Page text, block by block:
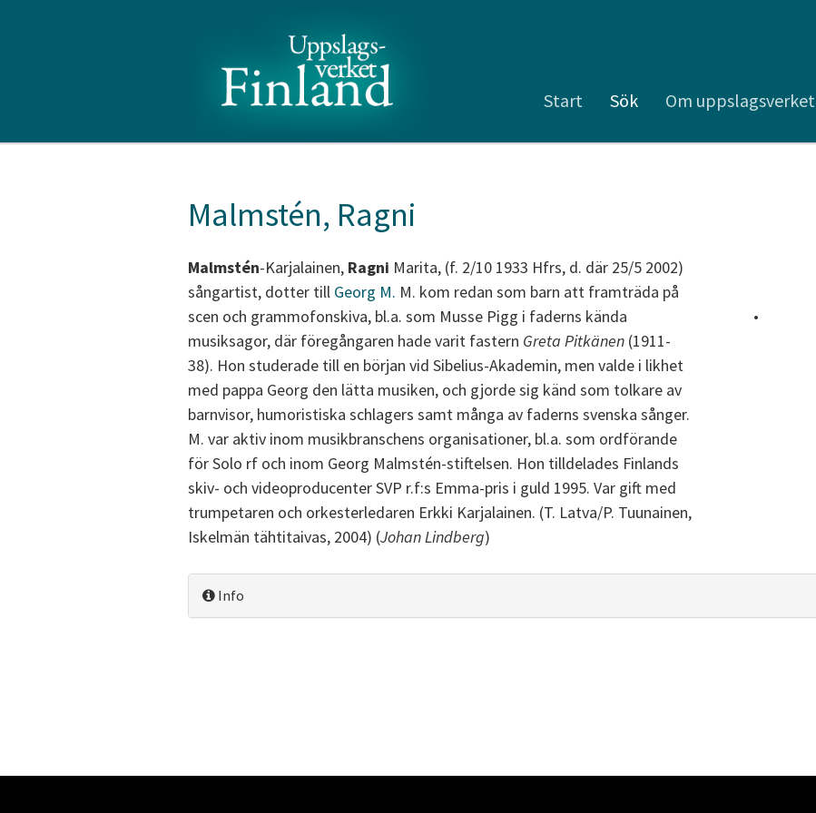
Start Sök Om uppslagsverket
Malmstén, Ragni
Malmstén-Karjalainen, Ragni Marita, (f. 2/10 1933 Hfrs, d. där 25/5 2002)
sångartist, dotter till Georg M. M. kom redan som barn att framträda på
scen och grammofonskiva, bl.a. som Musse Pigg i faderns kända
musiksagor, där föregångaren hade varit fastern Greta Pitkänen (1911-
38). Hon studerade till en början vid Sibelius-Akademin, men valde i likhet
med pappa Georg den lätta musiken, och gjorde sig känd som tolkare av
barnvisor, humoristiska schlagers samt många av faderns svenska sånger.
M. var aktiv inom musikbranschens organisationer, bl.a. som ordförande
för Solo rf och inom Georg Malmstén-stiftelsen. Hon tilldelades Finlands
skiv- och videoproducenter SVP r.f:s Emma-pris i guld 1995. Var gift med
trumpetaren och orkesterledaren Erkki Karjalainen. (T. Latva/P. Tuunainen,
Iskelmän tähtitaivas, 2004) (Johan Lindberg)
•
Info